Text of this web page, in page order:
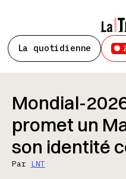
La quotidienne
Mondial-
promet un
son identité
Par LNT